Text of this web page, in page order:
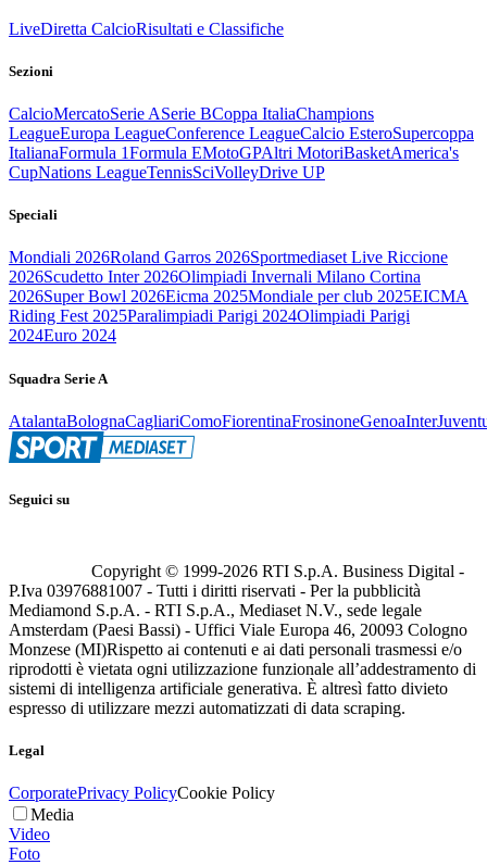
LiveDiretta CalcioRisultati e Classifiche
Sezioni
CalcioMercatoSerie ASerie BCoppa ItaliaChampions
LeagueEuropa LeagueConference LeagueCalcio EsteroSupercoppa
ItalianaFormula 1Formula EMotoGPAltri MotoriBasketAmerica's
CupNations LeagueTennisSciVolleyDrive UP
Speciali
Mondiali 2026Roland Garros 2026Sportmediaset Live Riccione
2026Scudetto Inter 2026Olimpiadi Invernali Milano Cortina
2026Super Bowl 2026Eicma 2025Mondiale per club 2025EICMA
Riding Fest 2025Paralimpiadi Parigi 2024Olimpiadi Parigi
2024Euro 2024
Squadra Serie A
AtalantaBolognaCagliariComoFiorentinaFrosinoneGenoaInter
Seguici su
Copyright © 1999-2026 RTI S.p.A. Business Digital -
P.Iva 03976881007 - Tutti i diritti riservati - Per la pubblicità
Mediamond S.p.A. - RTI S.p.A., Mediaset N.V., sede legale
Amsterdam (Paesi Bassi) - Uffici Viale Europa 46, 20093 Cologno
Monzese (MI)Rispetto ai contenuti e ai dati personali trasmessi e/o
riprodotti è vietata ogni utilizzazione funzionale all’addestramento di
sistemi di intelligenza artificiale generativa. È altresì fatto divieto
espresso di utilizzare mezzi automatizzati di data scraping.
Legal
CorporatePrivacy PolicyCookie Policy
Media
Video
Foto